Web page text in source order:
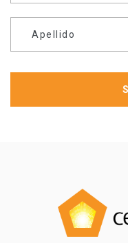
Apellido